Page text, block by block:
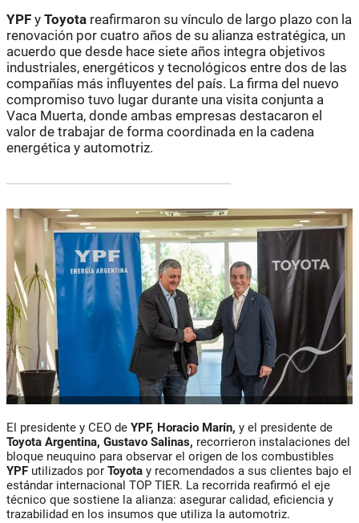
YPF y Toyota reafirmaron su vínculo de largo plazo con la
renovación por cuatro años de su alianza estratégica, un
acuerdo que desde hace siete años integra objetivos
industriales, energéticos y tecnológicos entre dos de las
compañías más influyentes del país. La firma del nuevo
compromiso tuvo lugar durante una visita conjunta a
Vaca Muerta, donde ambas empresas destacaron el
valor de trabajar de forma coordinada en la cadena
energética y automotriz.
El presidente y CEO de YPF, Horacio Marín, y el presidente de
Toyota Argentina, Gustavo Salinas, recorrieron instalaciones del
bloque neuquino para observar el origen de los combustibles
YPF utilizados por Toyota y recomendados a sus clientes bajo el
estándar internacional TOP TIER. La recorrida reafirmó el eje
técnico que sostiene la alianza: asegurar calidad, eficiencia y
trazabilidad en los insumos que utiliza la automotriz.